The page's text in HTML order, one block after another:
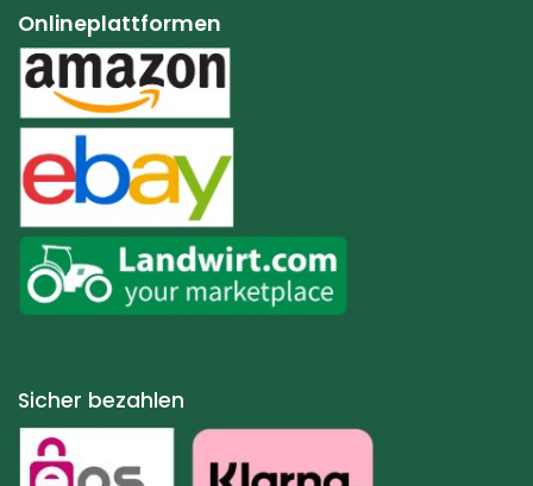
Onlineplattformen
Sicher bezahlen